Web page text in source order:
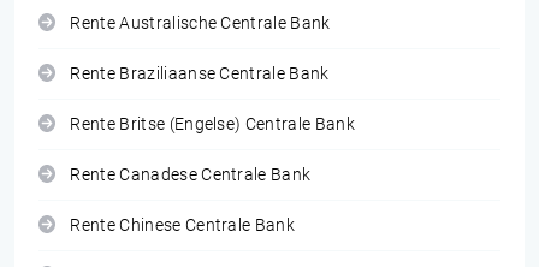
Rente Australische Centrale Bank
Rente Braziliaanse Centrale Bank
Rente Britse (Engelse) Centrale Bank
Rente Canadese Centrale Bank
Rente Chinese Centrale Bank